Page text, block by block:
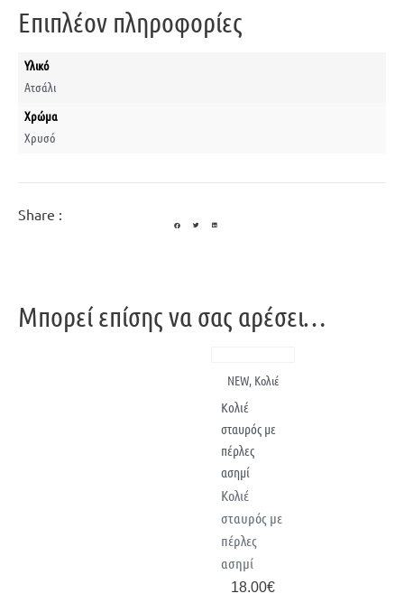
Επιπλέον πληροφορίες
Υλικό
Ατσάλι
Χρώμα
Χρυσό
Share :
Μπορεί επίσης να σας αρέσει…
NEW, Κολιέ
Κολιέ
σταυρός με
πέρλες
ασημί
Κολιέ
σταυρός με
πέρλες
ασημί
18.00€